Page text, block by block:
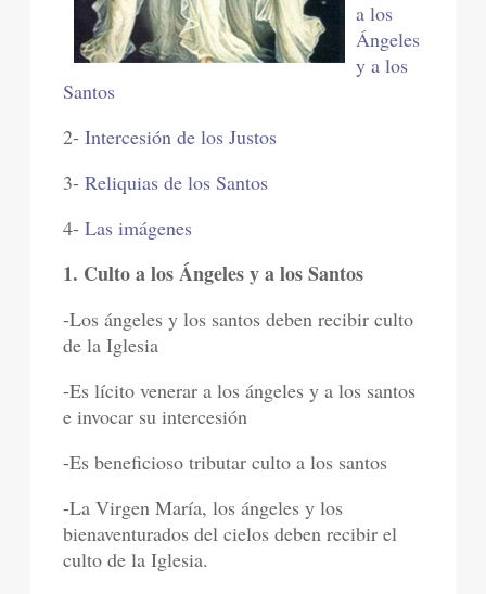
a los
Ángeles
y a los
Santos
2-Intercesión de los Justos
3-Reliquias de los Santos
4-Las imágenes
1. Culto a los Ángeles y a los Santos
-Los ángeles y los santos deben recibir culto
de la Iglesia
-Es lícito venerar a los ángeles y a los santos
e invocar su intercesión
-Es beneficioso tributar culto a los santos
-La Virgen María, los ángeles y los
bienaventurados del cielos deben recibir el
culto de la Iglesia.